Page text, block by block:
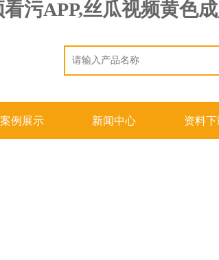
污APP,丝瓜视频黄色
案例展示 新闻中心 资料下